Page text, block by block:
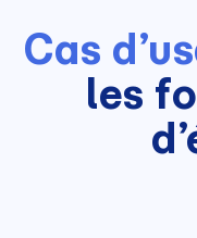
Cas
les